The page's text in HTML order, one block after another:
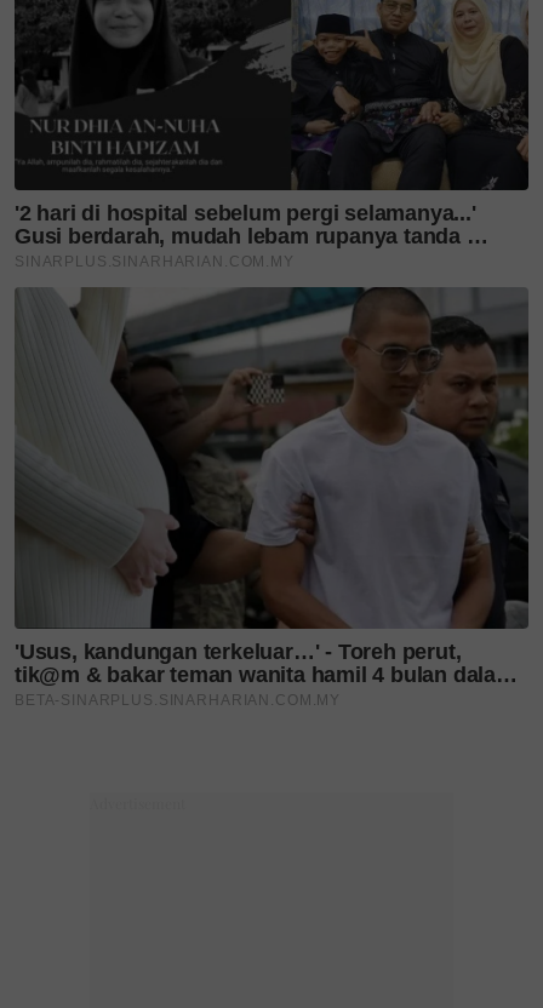
Tricia Lew cipta pesona di
KLFW 2026, koleksi Paradox
Mewah & kontemporari,
Runway Batik 2026 angkat
keindahan...
Usia 74 tahun bukan
penghalang, Tunku Puteri
Jawahir...
Selepas 3 tahun, BOKITTA
kembali ke Alamanda
Putrajaya,...